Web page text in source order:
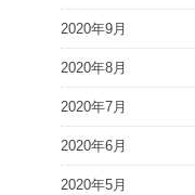
2020年9月
2020年8月
2020年7月
2020年6月
2020年5月